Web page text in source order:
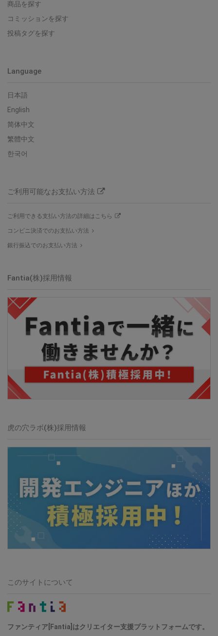
商品を探す
コミッションを探す
投稿タグを探す
Language
日本語
English
简体中文
繁體中文
한국어
ご利用可能なお支払い方法
ご利用できる支払い方法の詳細はこちら
コンビニ決済でのお支払い方法
銀行振込でのお支払い方法
Fantia(株)採用情報
虎の穴ラボ(株)採用情報
このサイトについて
ファンティア[Fantia]はクリエイター支援プラットフォームです。